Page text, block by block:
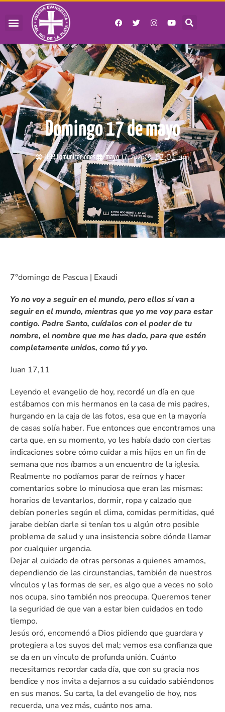
Domingo 17 de mayo
IERP Comunicaciones mayo 17, 2026 12:01 am
7°domingo de Pascua | Exaudi
Yo no voy a seguir en el mundo, pero ellos sí van a
seguir en el mundo, mientras que yo me voy para estar
contigo. Padre Santo, cuídalos con el poder de tu
nombre, el nombre que me has dado, para que estén
completamente unidos, como tú y yo.
Juan 17,11
Leyendo el evangelio de hoy, recordé un día en que
estábamos con mis hermanos en la casa de mis padres,
hurgando en la caja de las fotos, esa que en la mayoría
de casas solía haber. Fue entonces que encontramos una
carta que, en su momento, yo les había dado con ciertas
indicaciones sobre cómo cuidar a mis hijos en un fin de
semana que nos íbamos a un encuentro de la iglesia.
Realmente no podíamos parar de reírnos y hacer
comentarios sobre lo minuciosa que eran las mismas:
horarios de levantarlos, dormir, ropa y calzado que
debían ponerles según el clima, comidas permitidas, qué
jarabe debían darle si tenían tos u algún otro posible
problema de salud y una insistencia sobre dónde llamar
por cualquier urgencia.
Dejar al cuidado de otras personas a quienes amamos,
dependiendo de las circunstancias, también de nuestros
vínculos y las formas de ser, es algo que a veces no solo
nos ocupa, sino también nos preocupa. Queremos tener
la seguridad de que van a estar bien cuidados en todo
tiempo.
Jesús oró, encomendó a Dios pidiendo que guardara y
protegiera a los suyos del mal; vemos esa confianza que
se da en un vínculo de profunda unión. Cuánto
necesitamos recordar cada día, que con su gracia nos
bendice y nos invita a dejarnos a su cuidado sabiéndonos
en sus manos. Su carta, la del evangelio de hoy, nos
recuerda, una vez más, cuánto nos ama.